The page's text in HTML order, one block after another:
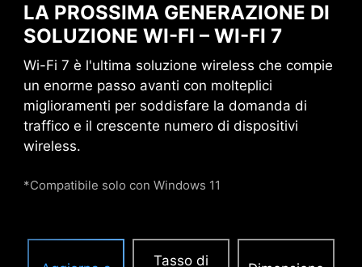
LA PROSSIMA GENERAZIONE DI
SOLUZIONE WI-FI – WI-FI 7
Wi-Fi 7 è l'ultima soluzione wireless che compie
un enorme passo avanti con molteplici
miglioramenti per soddisfare la domanda di
traffico e il crescente numero di dispositivi
wireless.
*Compatibile solo con Windows 11
Tasso di
elettromagnetiche.
ALIMENTAZIONE
SUPPLEMENTARE PCIE
Il connettore di alimentazione supplementare
elevate esigenze di potenza delle GPU utilizzate
più sulla compatibilità con il case.